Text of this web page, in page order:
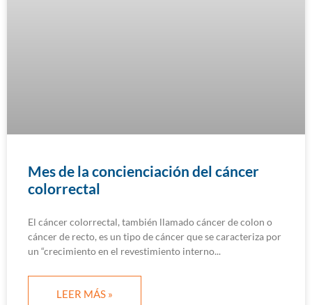
Mes de la concienciación del cáncer
colorrectal
El cáncer colorrectal, también llamado cáncer de colon o
cáncer de recto, es un tipo de cáncer que se caracteriza por
un “crecimiento en el revestimiento interno
LEER MÁS »